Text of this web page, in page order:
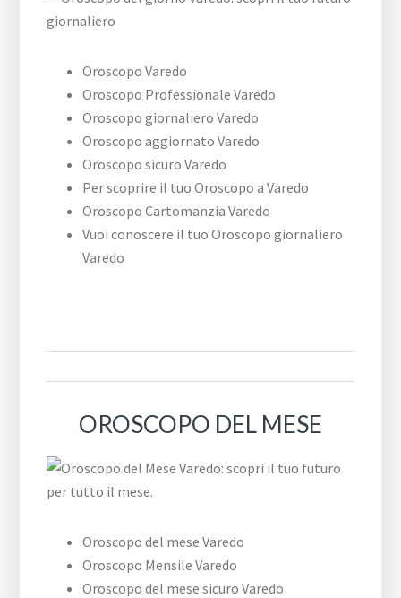
Oroscopo Varedo
Oroscopo Professionale Varedo
Oroscopo giornaliero Varedo
Oroscopo aggiornato Varedo
Oroscopo sicuro Varedo
Per scoprire il tuo Oroscopo a Varedo
Oroscopo Cartomanzia Varedo
Vuoi conoscere il tuo Oroscopo giornaliero
Varedo
OROSCOPO DEL MESE
Oroscopo del mese Varedo
Oroscopo Mensile Varedo
Oroscopo del mese sicuro Varedo